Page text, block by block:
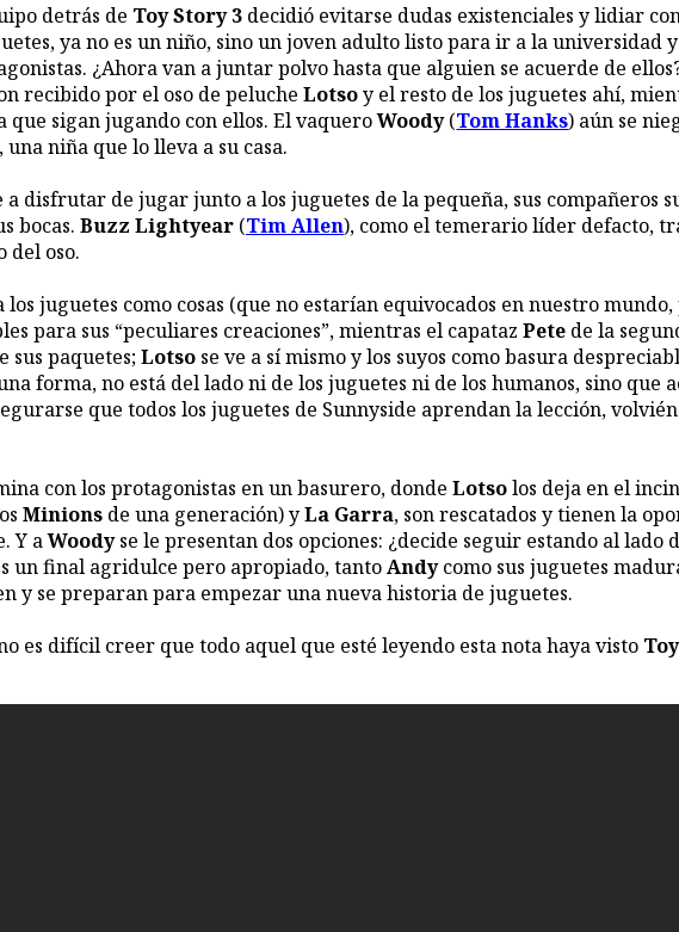
detrás de Toy Story 3 decidió evitarse dudas existenciales y lidiar
ya no es un niño, sino un joven adulto listo para ir a la universidad
¿Ahora van a juntar polvo hasta que alguien se acuerde de
recibido por el oso de pelucheLotsoy el resto de los juguetes ahí,
que sigan jugando con ellos. El vaqueroWoody(Tom Hanks) aún se
, una niña que lo lleva a su casa.
a disfrutar de jugar junto a los juguetes de la pequeña, sus compañeros
bocas. Buzz Lightyear (Tim Allen), como el temerario líder defacto,
del oso.
los juguetes como cosas (que no estarían equivocados en nuestro
para sus “peculiares creaciones”, mientras el capataz Pete de la
sus paquetes;Lotso se ve a sí mismo y los suyos como basura
forma, no está del lado ni de los juguetes ni de los humanos, sino que
que todos los juguetes de Sunnyside aprendan la lección,
con los protagonistas en un basurero, donde Lotsolos deja en el
Minions de una generación) yLa Garra, son rescatados y tienen la
Y aWoodyse le presentan dos opciones: ¿decide seguir estando al lado
un final agridulce pero apropiado, tantoAndycomo sus juguetes
y se preparan para empezar una nueva historia de juguetes.
es difícil creer que todo aquel que esté leyendo esta nota haya visto